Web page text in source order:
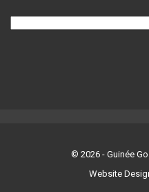
© 2026 - Guinée
Website